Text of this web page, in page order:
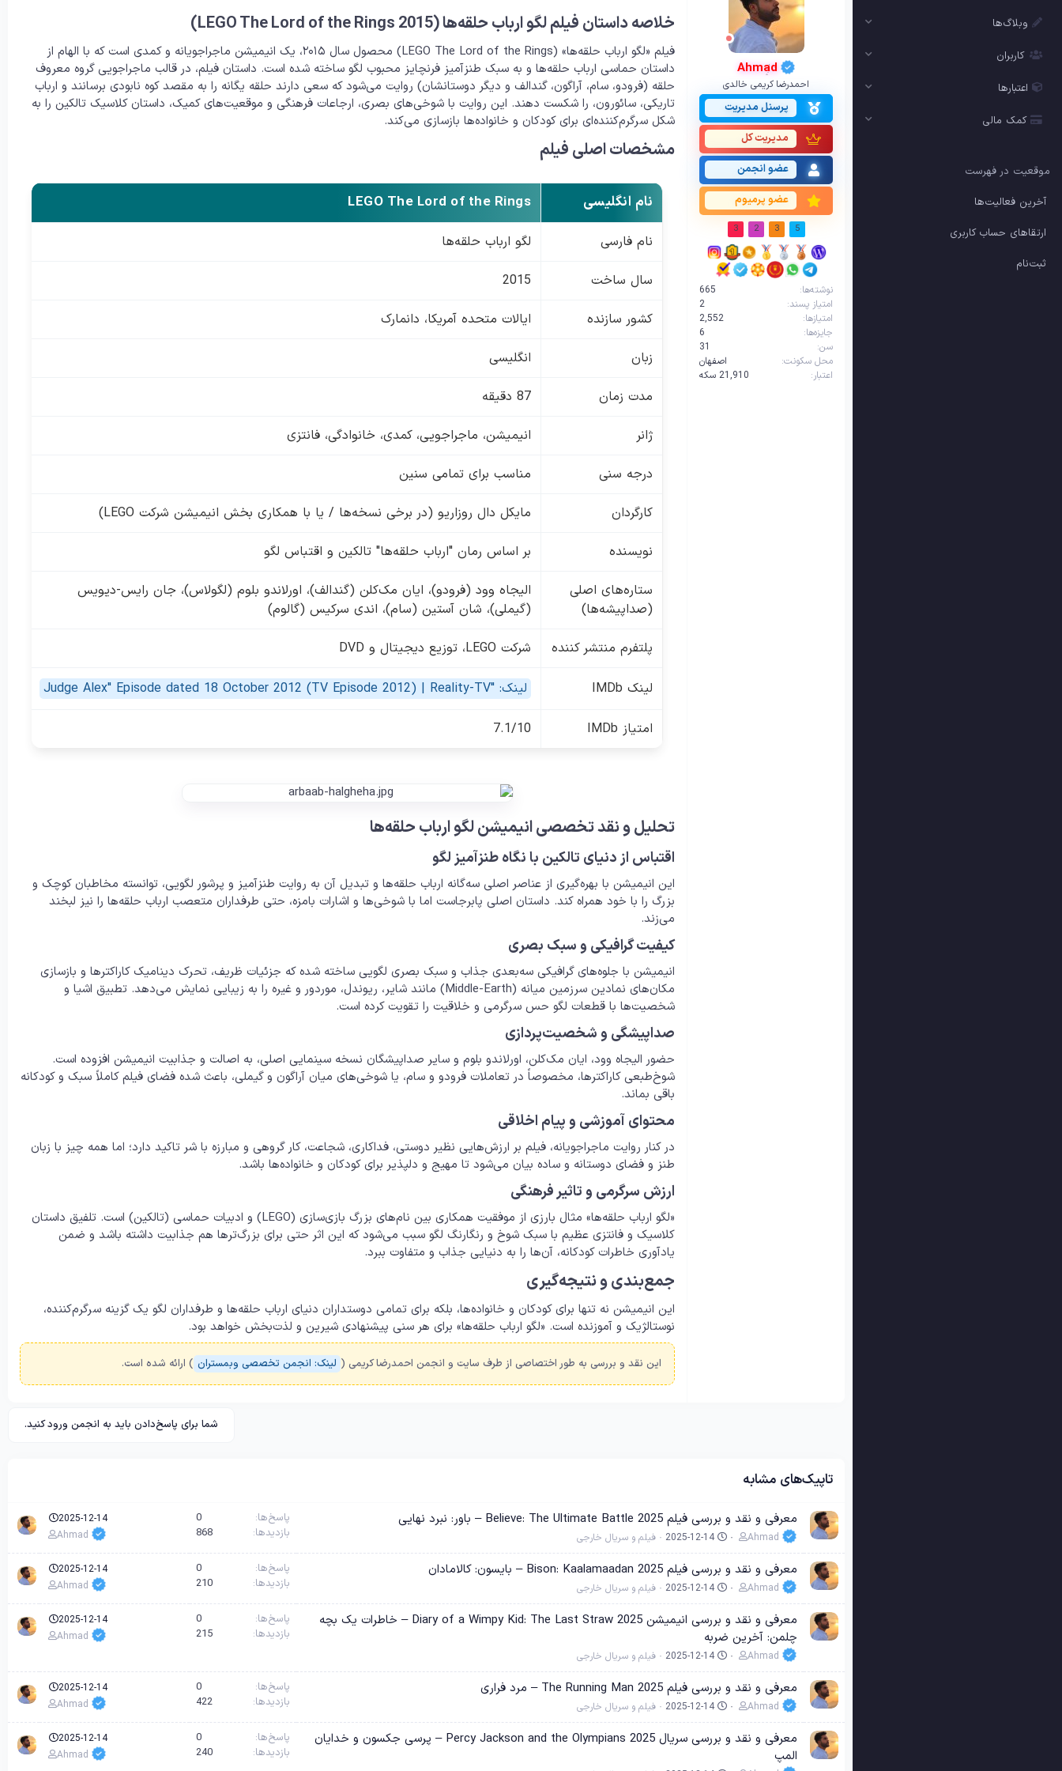
وبلاگ‌ها
کاربران
اعتبارها
کمک مالی
موقعیت در فهرست
آخرین فعالیت‌ها
ارتقاهای حساب کاربری
ثبت‌نام
Ahmad
احمدرضا کریمی خالدی
پرسنل مدیریت
مدیریت کل
عضو انجمن
عضو پرمیوم
5
3
2
3
نوشته‌ها
665
امتیاز پسند
2
امتیازها
2,552
جایزه‌ها
6
سن
31
محل سکونت
اصفهان
اعتبار
21,910‌ سکه
خلاصه داستان فیلم لگو ارباب حلقه‌ها (LEGO The Lord of the Rings 2015)
فیلم «لگو ارباب حلقه‌ها» (LEGO The Lord of the Rings) محصول سال ۲۰۱۵، یک انیمیشن ماجراجویانه و کمدی است که با الهام از
داستان حماسی ارباب حلقه‌ها و به سبک طنزآمیز فرنچایز محبوب لگو ساخته شده است. داستان فیلم، در قالب ماجراجویی گروه معروف
حلقه (فرودو، سام، آراگون، گندالف و دیگر دوستانشان) روایت می‌شود که سعی دارند حلقه یگانه را به مقصد کوه نابودی برسانند و ارباب
تاریکی، سائورون، را شکست دهند. این روایت با شوخی‌های بصری، ارجاعات فرهنگی و موقعیت‌های کمیک، داستان کلاسیک تالکین را به
شکل سرگرم‌کننده‌ای برای کودکان و خانواده‌ها بازسازی می‌کند.
مشخصات اصلی فیلم
نام انگلیسی LEGO The Lord of the Rings
نام فارسی لگو ارباب حلقه‌ها
سال ساخت 2015
کشور سازنده ایالات متحده آمریکا، دانمارک
زبان انگلیسی
مدت زمان 87 دقیقه
ژانر انیمیشن، ماجراجویی، کمدی، خانوادگی، فانتزی
درجه سنی مناسب برای تمامی سنین
کارگردان مایکل دال روزاریو (در برخی نسخه‌ها / یا با همکاری بخش انیمیشن شرکت LEGO)
نویسنده بر اساس رمان "ارباب حلقه‌ها" تالکین و اقتباس لگو
ستاره‌های اصلی
(صداپیشه‌ها)
الیجاه وود (فرودو)، ایان مک‌کلن (گندالف)، اورلاندو بلوم (لگولاس)، جان رایس-دیویس
(گیملی)، شان آستین (سام)، اندی سرکیس (گالوم)
پلتفرم منتشر کننده شرکت LEGO، توزیع دیجیتال و DVD
لینک IMDb لینک: "Judge Alex" Episode dated 18 October 2012 (TV Episode 2012) | Reality-TV
امتیاز IMDb 7.1/10
تحلیل و نقد تخصصی انیمیشن لگو ارباب حلقه‌ها
اقتباس از دنیای تالکین با نگاه طنزآمیز لگو
این انیمیشن با بهره‌گیری از عناصر اصلی سه‌گانه ارباب حلقه‌ها و تبدیل آن به روایت طنزآمیز و پرشور لگویی، توانسته مخاطبان کوچک و
بزرگ را با خود همراه کند. داستان اصلی پابرجاست اما با شوخی‌ها و اشارات بامزه، حتی طرفداران متعصب ارباب حلقه‌ها را نیز لبخند
می‌زند.
کیفیت گرافیکی و سبک بصری
انیمیشن با جلوه‌های گرافیکی سه‌بعدی جذاب و سبک بصری لگویی ساخته شده که جزئیات ظریف، تحرک دینامیک کاراکترها و بازسازی
مکان‌های نمادین سرزمین میانه (Middle-Earth) مانند شایر، ریوندل، موردور و غیره را به زیبایی نمایش می‌دهد. تطبیق اشیا و
شخصیت‌ها با قطعات لگو حس سرگرمی و خلاقیت را تقویت کرده است.
صداپیشگی و شخصیت‌پردازی
حضور الیجاه وود، ایان مک‌کلن، اورلاندو بلوم و سایر صداپیشگان نسخه سینمایی اصلی، به اصالت و جذابیت انیمیشن افزوده است.
شوخ‌طبعی کاراکترها، مخصوصاً در تعاملات فرودو و سام، یا شوخی‌های میان آراگون و گیملی، باعث شده فضای فیلم کاملاً سبک و کودکانه
باقی بماند.
محتوای آموزشی و پیام اخلاقی
در کنار روایت ماجراجویانه، فیلم بر ارزش‌هایی نظیر دوستی، فداکاری، شجاعت، کار گروهی و مبارزه با شر تاکید دارد؛ اما همه چیز با زبان
طنز و فضای دوستانه و ساده بیان می‌شود تا مهیج و دلپذیر برای کودکان و خانواده‌ها باشد.
ارزش سرگرمی و تاثیر فرهنگی
«لگو ارباب حلقه‌ها» مثال بارزی از موفقیت همکاری بین نام‌های بزرگ بازی‌سازی (LEGO) و ادبیات حماسی (تالکین) است. تلفیق داستان
کلاسیک و فانتزی عظیم با سبک شوخ و رنگارنگ لگو سبب می‌شود که این اثر حتی برای بزرگ‌ترها هم جذابیت داشته باشد و ضمن
یادآوری خاطرات کودکانه، آن‌ها را به دنیایی جذاب و متفاوت ببرد.
جمع‌بندی و نتیجه‌گیری
این انیمیشن نه تنها برای کودکان و خانواده‌ها، بلکه برای تمامی دوستداران دنیای ارباب حلقه‌ها و طرفداران لگو یک گزینه سرگرم‌کننده،
نوستالژیک و آموزنده است. «لگو ارباب حلقه‌ها» برای هر سنی پیشنهادی شیرین و لذت‌بخش خواهد بود.
این نقد و بررسی به طور اختصاصی از طرف سایت و انجمن احمدرضا کریمی ( لینک: انجمن تخصصی وبمستران ) ارائه شده است.
شما برای پاسخ‌دادن باید به انجمن ورود کنید.
تاپیک‌های مشابه
معرفی و نقد و بررسی فیلم Believe: The Ultimate Battle 2025 – باور: نبرد نهایی
Ahmad
2025-12-14 فیلم و سریال خارجی
پاسخ‌ها
0
بازدیدها
868
2025-12-14
Ahmad
معرفی و نقد و بررسی فیلم Bison: Kaalamaadan 2025 – بایسون: کالامادان
Ahmad
2025-12-14 فیلم و سریال خارجی
پاسخ‌ها
0
بازدیدها
210
2025-12-14
Ahmad
معرفی و نقد و بررسی انیمیشن Diary of a Wimpy Kid: The Last Straw 2025 – خاطرات یک بچه
چلمن: آخرین ضربه
Ahmad
2025-12-14 فیلم و سریال خارجی
پاسخ‌ها
0
بازدیدها
215
2025-12-14
Ahmad
معرفی و نقد و بررسی فیلم The Running Man 2025 – مرد فراری
Ahmad
2025-12-14 فیلم و سریال خارجی
پاسخ‌ها
0
بازدیدها
422
2025-12-14
Ahmad
معرفی و نقد و بررسی سریال Percy Jackson and the Olympians 2025 – پرسی جکسون و خدایان
المپ
پاسخ‌ها
0
بازدیدها
240
2025-12-14
Ahmad